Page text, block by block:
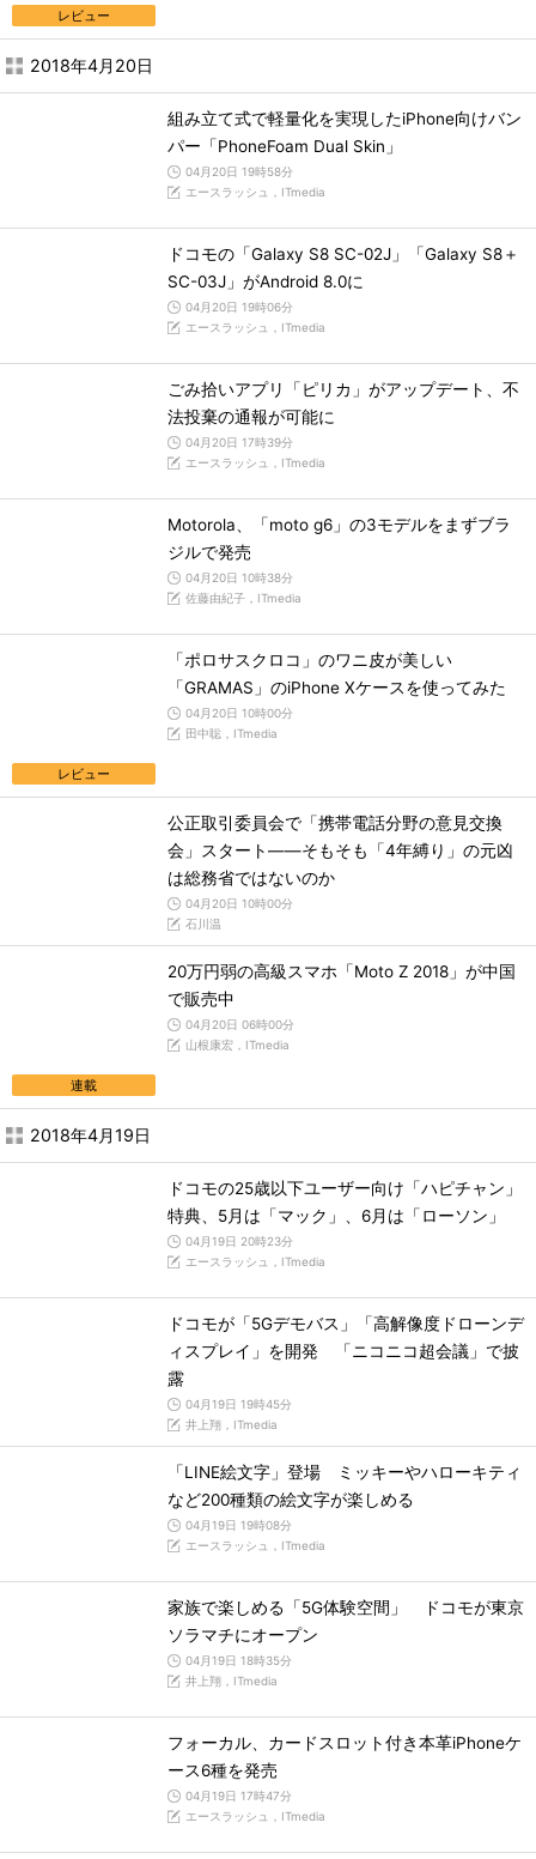
レビュー
2018年4月20日
組み立て式で軽量化を実現したiPhone向けバン
パー「PhoneFoam Dual Skin」
04月20日 19時58分
エースラッシュ，ITmedia
ドコモの「Galaxy S8 SC-02J」「Galaxy S8＋
SC-03J」がAndroid 8.0に
04月20日 19時06分
エースラッシュ，ITmedia
ごみ拾いアプリ「ピリカ」がアップデート、不
法投棄の通報が可能に
04月20日 17時39分
エースラッシュ，ITmedia
Motorola、「moto g6」の3モデルをまずブラ
ジルで発売
04月20日 10時38分
佐藤由紀子，ITmedia
レビュー
「ポロサスクロコ」のワニ皮が美しい
「GRAMAS」のiPhone Xケースを使ってみた
04月20日 10時00分
田中聡，ITmedia
公正取引委員会で「携帯電話分野の意見交換
会」スタート――そもそも「4年縛り」の元凶
は総務省ではないのか
04月20日 10時00分
石川温
連載
20万円弱の高級スマホ「Moto Z 2018」が中国
で販売中
04月20日 06時00分
山根康宏，ITmedia
2018年4月19日
ドコモの25歳以下ユーザー向け「ハピチャン」
特典、5月は「マック」、6月は「ローソン」
04月19日 20時23分
エースラッシュ，ITmedia
ドコモが「5Gデモバス」「高解像度ドローンデ
ィスプレイ」を開発 「ニコニコ超会議」で披
露
04月19日 19時45分
井上翔，ITmedia
「LINE絵文字」登場 ミッキーやハローキティ
など200種類の絵文字が楽しめる
04月19日 19時08分
エースラッシュ，ITmedia
家族で楽しめる「5G体験空間」 ドコモが東京
ソラマチにオープン
04月19日 18時35分
井上翔，ITmedia
フォーカル、カードスロット付き本革iPhoneケ
ース6種を発売
04月19日 17時47分
エースラッシュ，ITmedia